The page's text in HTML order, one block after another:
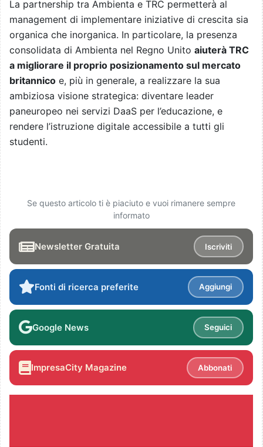
La partnership tra Ambienta e TRC permetterà al
management di implementare iniziative di crescita sia
organica che inorganica. In particolare, la presenza
consolidata di Ambienta nel Regno Unito aiuterà TRC
a migliorare il proprio posizionamento sul mercato
britannico e, più in generale, a realizzare la sua
ambiziosa visione strategica: diventare leader
paneuropeo nei servizi DaaS per l’educazione, e
rendere l’istruzione digitale accessibile a tutti gli
studenti.
Se questo articolo ti è piaciuto e vuoi rimanere sempre
informato
Newsletter Gratuita Iscriviti
Fonti di ricerca preferite Aggiungi
Google News Seguici
ImpresaCity Magazine Abbonati